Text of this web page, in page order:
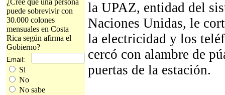
¿Cree que una persona
puede sobrevivir con
30.000 colones
mensuales en Costa
Rica según afirma el
Gobierno?
Email:
Si
No
No sabe
la UPAZ, entidad del
Naciones Unidas, le
la electricidad y los
cercó con alambre de
puertas de la estación.